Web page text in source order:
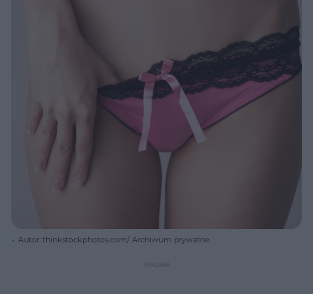
Autor: thinkstockphotos.com/ Archiwum prywatne